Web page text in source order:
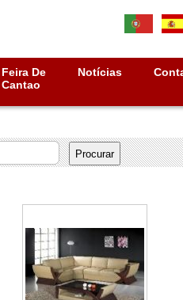
Feira De
Cantao
Notícias